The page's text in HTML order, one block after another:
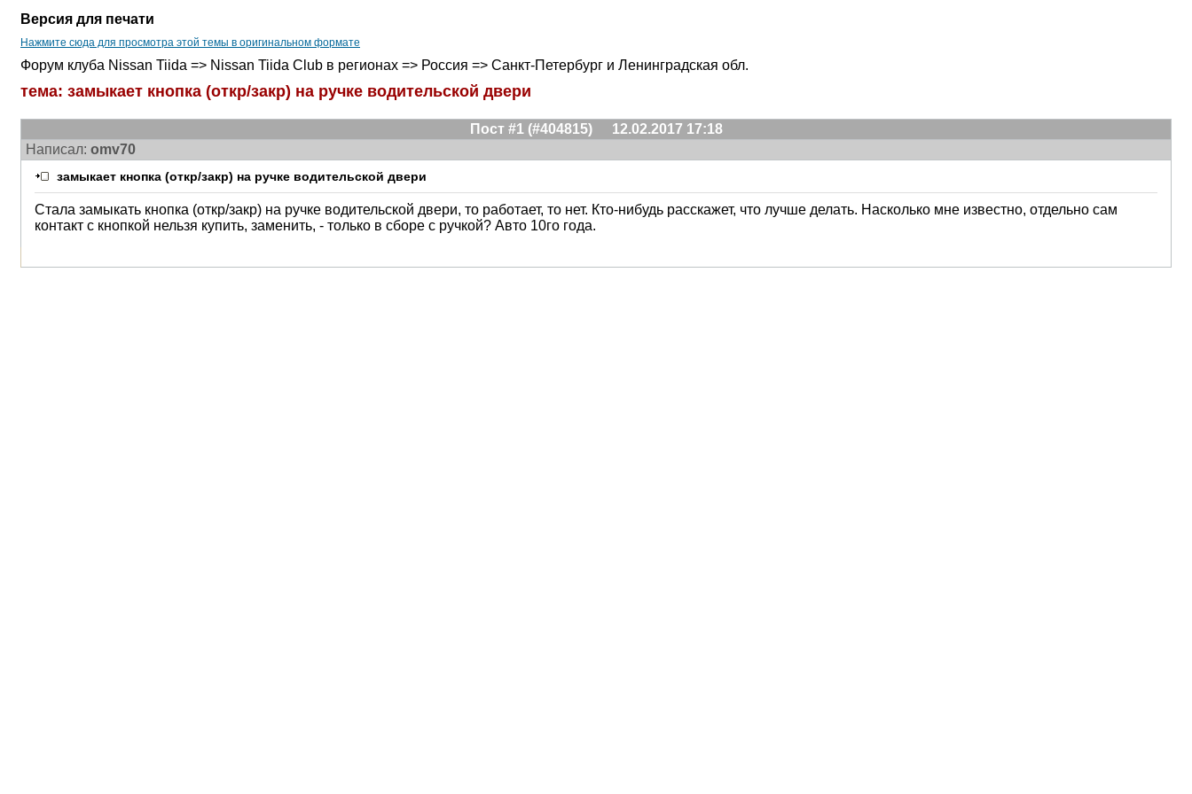
Версия для печати
Нажмите сюда для просмотра этой темы в оригинальном формате
Форум клуба Nissan Tiida => Nissan Tiida Club в регионах => Россия => Санкт-Петербург и Ленинградская обл.
тема: замыкает кнопка (откр/закр) на ручке водительской двери
Пост #1 (#404815)
12.02.2017 17:18
Написал: omv70
замыкает кнопка (откр/закр) на ручке водительской двери
Стала замыкать кнопка (откр/закр) на ручке водительской двери, то работает, то нет. Кто-нибудь расскажет, что лучше делать. Насколько мне известно, отдельно сам
контакт с кнопкой нельзя купить, заменить, - только в сборе с ручкой? Авто 10го года.